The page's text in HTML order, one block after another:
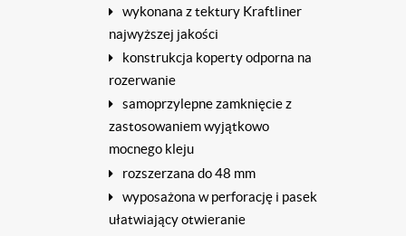
wykonana z tektury Kraftliner
najwyższej jakości
konstrukcja koperty odporna na
rozerwanie
samoprzylepne zamknięcie z
zastosowaniem wyjątkowo
mocnego kleju
rozszerzana do 48 mm
wyposażona w perforację i pasek
ułatwiający otwieranie